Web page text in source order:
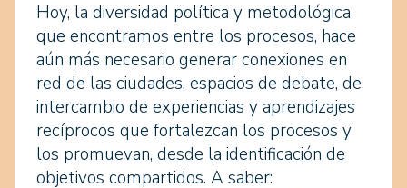
Hoy, la diversidad política y metodológica
que encontramos entre los procesos, hace
aún más necesario generar conexiones en
red de las ciudades, espacios de debate, de
intercambio de experiencias y aprendizajes
recíprocos que fortalezcan los procesos y
los promuevan, desde la identificación de
objetivos compartidos. A saber: